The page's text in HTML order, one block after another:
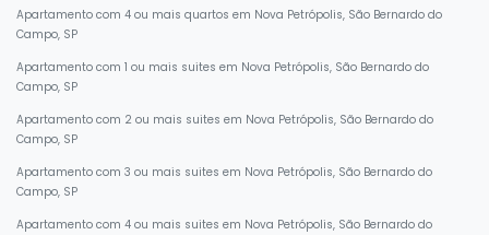
Apartamento com 4 ou mais quartos em Nova Petrópolis, São Bernardo do
Campo, SP
Apartamento com 1 ou mais suites em Nova Petrópolis, São Bernardo do
Campo, SP
Apartamento com 2 ou mais suites em Nova Petrópolis, São Bernardo do
Campo, SP
Apartamento com 3 ou mais suites em Nova Petrópolis, São Bernardo do
Campo, SP
Apartamento com 4 ou mais suites em Nova Petrópolis, São Bernardo do